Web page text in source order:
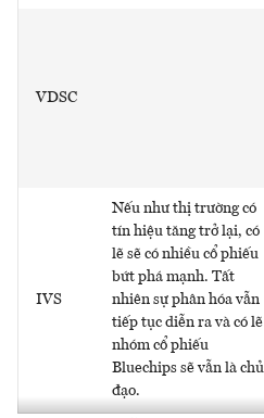
VDSC
IVS
Nếu như thị trường có
tín hiệu tăng trở lại, có
lẽ sẽ có nhiều cổ phiếu
bứt phá mạnh. Tất
nhiên sự phân hóa vẫn
tiếp tục diễn ra và có lẽ
nhóm cổ phiếu
Bluechips sẽ vẫn là chủ
đạo.